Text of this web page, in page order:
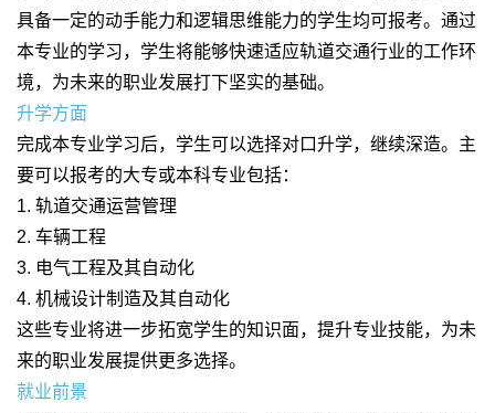
具备一定的动手能力和逻辑思维能力的学生均可报考。通过
本专业的学习，学生将能够快速适应轨道交通行业的工作环
境，为未来的职业发展打下坚实的基础。
升学方面
完成本专业学习后，学生可以选择对口升学，继续深造。主
要可以报考的大专或本科专业包括：
1. 轨道交通运营管理
2. 车辆工程
3. 电气工程及其自动化
4. 机械设计制造及其自动化
这些专业将进一步拓宽学生的知识面，提升专业技能，为未
来的职业发展提供更多选择。
就业前景